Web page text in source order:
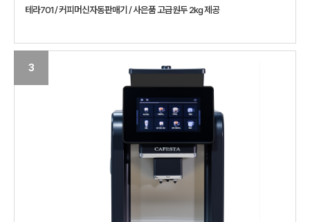
테라701 / 커피머신자동판매기 / 사은품 고급원두 2kg 제공
3